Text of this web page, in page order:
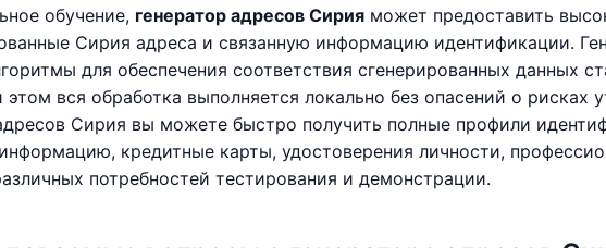
обучение, генератор адресов Сирия может предоставить
Сирия адреса и связанную информацию идентификации.
для обеспечения соответствия сгенерированных данных
этом вся обработка выполняется локально без опасений о
Сирия вы можете быстро получить полные профили
кредитные карты, удостоверения личности,
потребностей тестирования и демонстрации.